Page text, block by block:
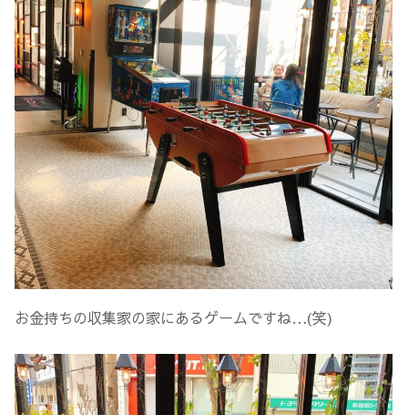
お金持ちの収集家の家にあるゲームですね…(笑)